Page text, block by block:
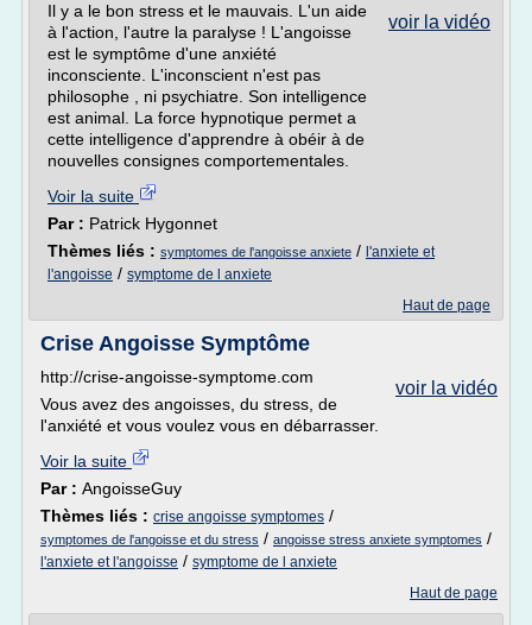
voir la vidéo
Il y a le bon stress et le mauvais. L'un aide
à l'action, l'autre la paralyse ! L'angoisse
est le symptôme d'une anxiété
inconsciente. L'inconscient n'est pas
philosophe , ni psychiatre. Son intelligence
est animal. La force hypnotique permet a
cette intelligence d'apprendre à obéir à de
nouvelles consignes comportementales.
Voir la suite
Par : Patrick Hygonnet
Thèmes liés : symptomes de l'angoisse anxiete / l'anxiete et
l'angoisse / symptome de l anxiete
Haut de page
Crise Angoisse Symptôme
voir la vidéo
http://crise-angoisse-symptome.com
Vous avez des angoisses, du stress, de
l'anxiété et vous voulez vous en débarrasser.
Voir la suite
Par : AngoisseGuy
Thèmes liés : crise angoisse symptomes /
symptomes de l'angoisse et du stress / angoisse stress anxiete symptomes /
l'anxiete et l'angoisse / symptome de l anxiete
Haut de page